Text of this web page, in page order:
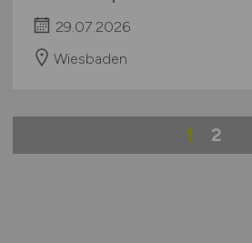
29.07.2026
Wiesbaden
1 2